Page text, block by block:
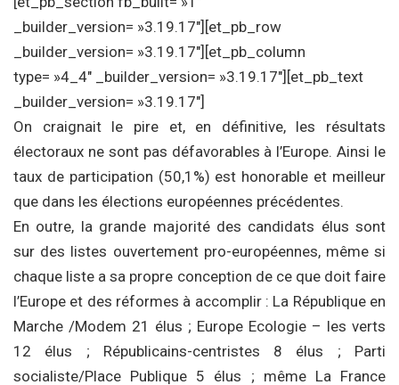
_builder_version= »3.19.17″][et_pb_row
_builder_version= »3.19.17″][et_pb_column
type= »4_4″ _builder_version= »3.19.17″][et_pb_text
_builder_version= »3.19.17″]
On craignait le pire et, en définitive, les résultats
électoraux ne sont pas défavorables à l’Europe. Ainsi le
taux de participation (50,1%) est honorable et meilleur
que dans les élections européennes précédentes.
En outre, la grande majorité des candidats élus sont
sur des listes ouvertement pro-européennes, même si
chaque liste a sa propre conception de ce que doit faire
l’Europe et des réformes à accomplir : La République en
Marche /Modem 21 élus ; Europe Ecologie – les verts
12 élus ; Républicains-centristes 8 élus ; Parti
socialiste/Place Publique 5 élus ; même La France